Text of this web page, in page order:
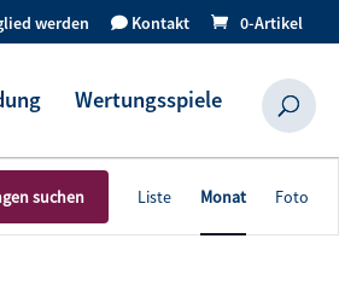
werden Kontakt 0-Artikel
Wertungsspiele
suchen Liste Monat Foto